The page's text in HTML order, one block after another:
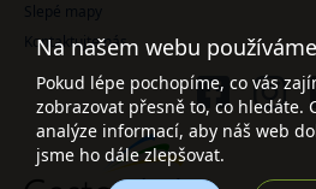
Slepé mapy
Kontaktujte nás
Na našem webu
Pokud lépe pochopíme, co vás
zobrazovat přesně to, co hledáte.
analýze informací, aby náš web
jsme ho dále zlepšovat.